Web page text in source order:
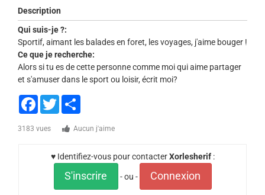
Description
Qui suis-je ?:
Sportif, aimant les balades en foret, les voyages, j'aime bouger !
Ce que je recherche:
Alors si tu es de cette personne comme moi qui aime partager
et s'amuser dans le sport ou loisir, écrit moi?
Facebook
Twitter
3183 vues Aucun j'aime
♥ Identifiez-vous pour contacterXorlesherif:
S'inscrire - ou - Connexion